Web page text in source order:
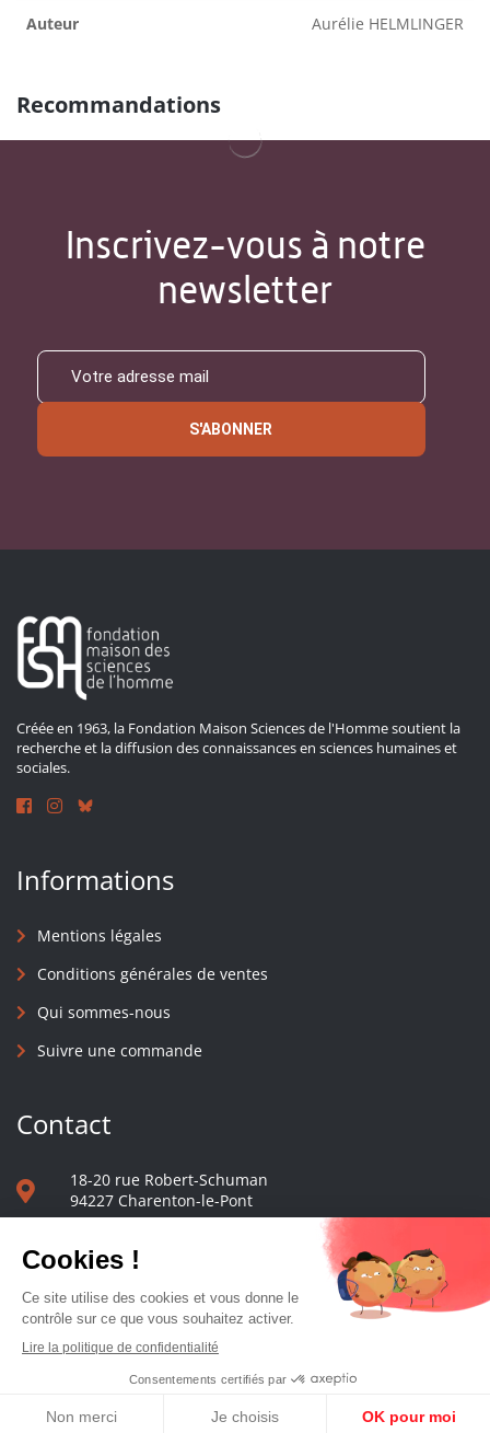
Auteur Aurélie HELMLINGER
Recommandations
Inscrivez-vous à notre
newsletter
S'ABONNER
Créée en 1963, la Fondation Maison Sciences de l'Homme soutient la
recherche et la diffusion des connaissances en sciences humaines et
sociales.
Informations
Mentions légales
Conditions générales de ventes
Qui sommes-nous
Suivre une commande
Contact
18-20 rue Robert-Schuman
94227 Charenton-le-Pont